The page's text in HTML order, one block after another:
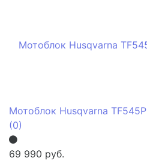
Мотоблок Husqvarna TF545P
(0)
69 990 руб.